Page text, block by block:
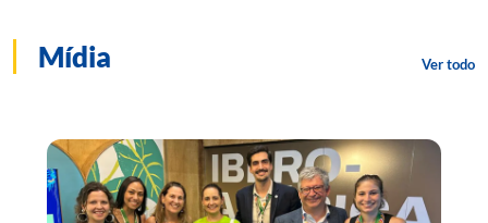
Mídia Ver todo